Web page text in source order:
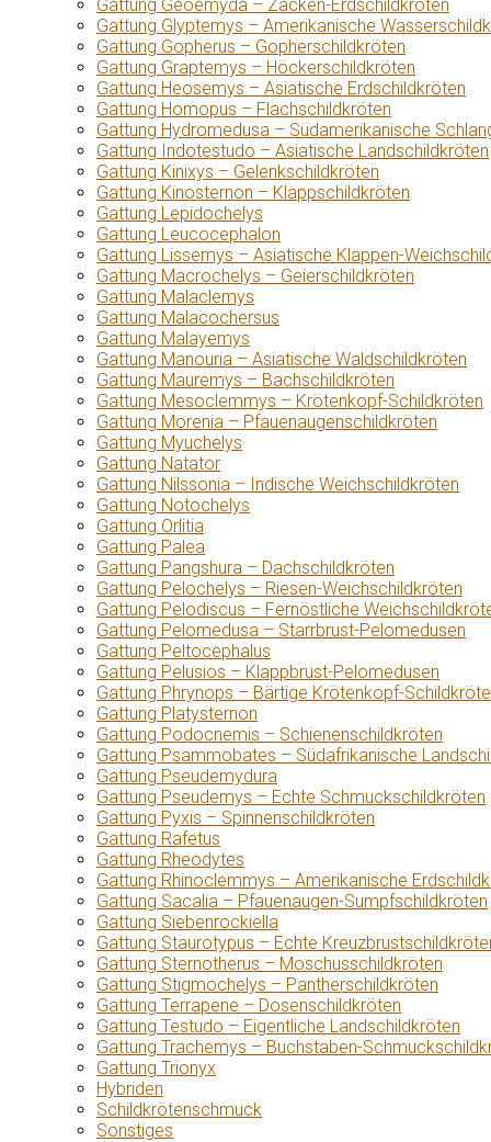
Gattung Geoemyda – Zacken-Erdschildkröten
Gattung Glyptemys – Amerikanische
Gattung Gopherus – Gopherschildkröten
Gattung Graptemys – Höckerschildkröten
Gattung Heosemys – Asiatische Erdschildkröten
Gattung Homopus – Flachschildkröten
Gattung Hydromedusa – Südamerikanische
Gattung Indotestudo – Asiatische Landschildkröten
Gattung Kinixys – Gelenkschildkröten
Gattung Kinosternon – Klappschildkröten
Gattung Lepidochelys
Gattung Leucocephalon
Gattung Lissemys – Asiatische Klappen-
Gattung Macrochelys – Geierschildkröten
Gattung Malaclemys
Gattung Malacochersus
Gattung Malayemys
Gattung Manouria – Asiatische Waldschildkröten
Gattung Mauremys – Bachschildkröten
Gattung Mesoclemmys – Krötenkopf-Schildkröten
Gattung Morenia – Pfauenaugenschildkröten
Gattung Myuchelys
Gattung Natator
Gattung Nilssonia – Indische Weichschildkröten
Gattung Notochelys
Gattung Orlitia
Gattung Palea
Gattung Pangshura – Dachschildkröten
Gattung Pelochelys – Riesen-Weichschildkröten
Gattung Pelodiscus – Fernöstliche
Gattung Pelomedusa – Starrbrust-Pelomedusen
Gattung Peltocephalus
Gattung Pelusios – Klappbrust-Pelomedusen
Gattung Phrynops – Bärtige Krötenkopf-
Gattung Platysternon
Gattung Podocnemis – Schienenschildkröten
Gattung Psammobates – Südafrikanische
Gattung Pseudemydura
Gattung Pseudemys – Echte Schmuckschildkröten
Gattung Pyxis – Spinnenschildkröten
Gattung Rafetus
Gattung Rheodytes
Gattung Rhinoclemmys – Amerikanische
Gattung Sacalia – Pfauenaugen-Sumpfschildkröten
Gattung Siebenrockiella
Gattung Staurotypus – Echte
Gattung Sternotherus – Moschusschildkröten
Gattung Stigmochelys – Pantherschildkröten
Gattung Terrapene – Dosenschildkröten
Gattung Testudo – Eigentliche Landschildkröten
Gattung Trachemys – Buchstaben-
Gattung Trionyx
Hybriden
Schildkrötenschmuck
Sonstiges